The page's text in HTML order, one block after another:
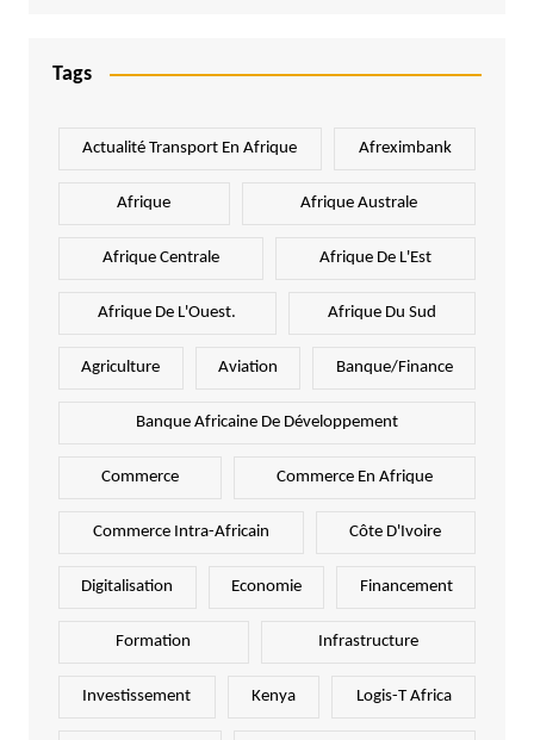
Tags
Actualité Transport En Afrique Afreximbank
Afrique Afrique Australe
Afrique Centrale Afrique De L'Est
Afrique De L'Ouest. Afrique Du Sud
Agriculture Aviation Banque/Finance
Banque Africaine De Développement
Commerce Commerce En Afrique
Commerce Intra-Africain Côte D'Ivoire
Digitalisation Economie Financement
Formation Infrastructure
Investissement Kenya Logis-T Africa